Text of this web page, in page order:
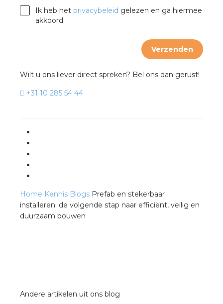
Ik heb het privacybeleid gelezen en ga hiermee
akkoord.
Verzenden
Wilt u ons liever direct spreken? Bel ons dan gerust!
+31 10 285 54 44
Home Kennis Blogs Prefab en stekerbaar
installeren: de volgende stap naar efficiënt, veilig en
duurzaam bouwen
Andere artikelen uit ons blog